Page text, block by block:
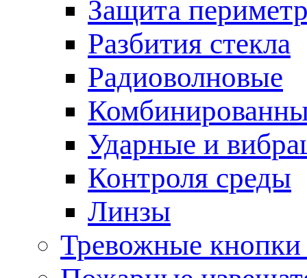
Защита
Разбития стекла
Радиоволновые
Ударные и
Контроля среды
Линзы
Тревожные кнопки